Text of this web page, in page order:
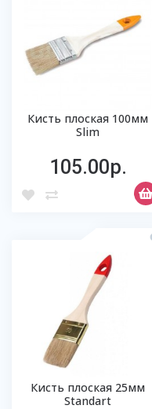
Кисть плоская 100мм
Slim
105.00р.
Кисть плоская 25мм
Standart